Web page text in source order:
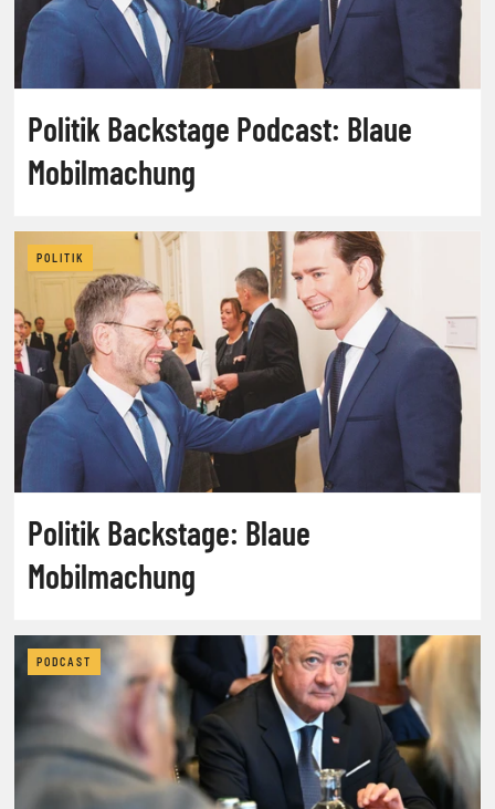
Politik Backstage Podcast: Blaue
Mobilmachung
POLITIK
Politik Backstage: Blaue
Mobilmachung
PODCAST